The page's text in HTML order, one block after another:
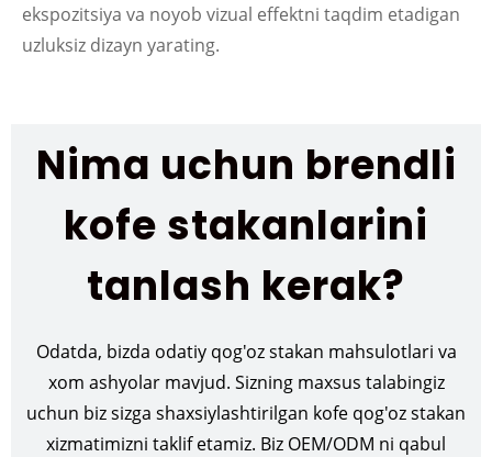
ekspozitsiya va noyob vizual effektni taqdim etadigan
uzluksiz dizayn yarating.
Nima uchun brendli
kofe stakanlarini
tanlash kerak?
Odatda, bizda odatiy qog'oz stakan mahsulotlari va
xom ashyolar mavjud. Sizning maxsus talabingiz
uchun biz sizga shaxsiylashtirilgan kofe qog'oz stakan
xizmatimizni taklif etamiz. Biz OEM/ODM ni qabul